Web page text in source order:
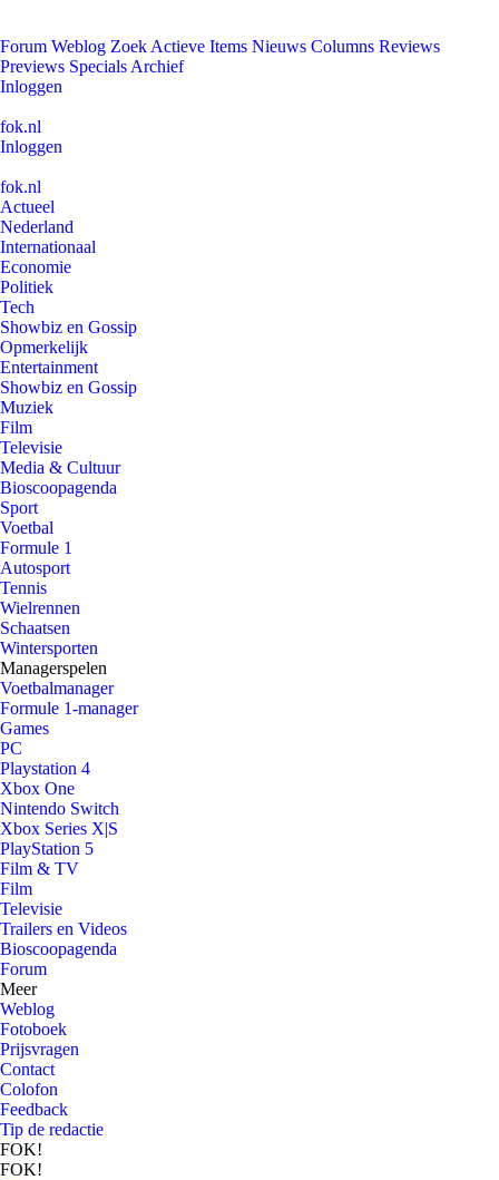
Forum Weblog Zoek Actieve Items Nieuws Columns Reviews
Previews Specials Archief
Inloggen
fok.nl
Inloggen
fok.nl
Actueel
Nederland
Internationaal
Economie
Politiek
Tech
Showbiz en Gossip
Opmerkelijk
Entertainment
Showbiz en Gossip
Muziek
Film
Televisie
Media & Cultuur
Bioscoopagenda
Sport
Voetbal
Formule 1
Autosport
Tennis
Wielrennen
Schaatsen
Wintersporten
Managerspelen
Voetbalmanager
Formule 1-manager
Games
PC
Playstation 4
Xbox One
Nintendo Switch
Xbox Series X|S
PlayStation 5
Film & TV
Film
Televisie
Trailers en Videos
Bioscoopagenda
Forum
Meer
Weblog
Fotoboek
Prijsvragen
Contact
Colofon
Feedback
Tip de redactie
FOK!
FOK!